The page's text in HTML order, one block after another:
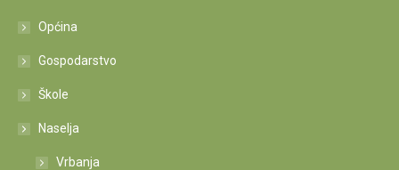
Općina
Gospodarstvo
Škole
Naselja
Vrbanja